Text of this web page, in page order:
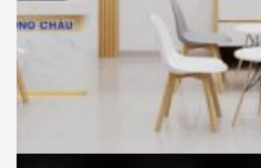
NHÀ THUỐC LONG CHÂU
Thiết Kế Phối Cảnh